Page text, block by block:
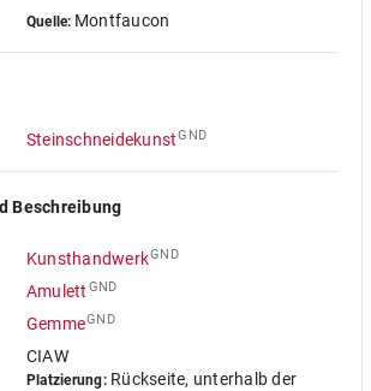
Quelle: Montfaucon
SteinschneidekunstGND
Beschreibung
KunsthandwerkGND
Amulett GND
GemmeGND
CIAW
Platzierung:Rückseite, unterhalb der